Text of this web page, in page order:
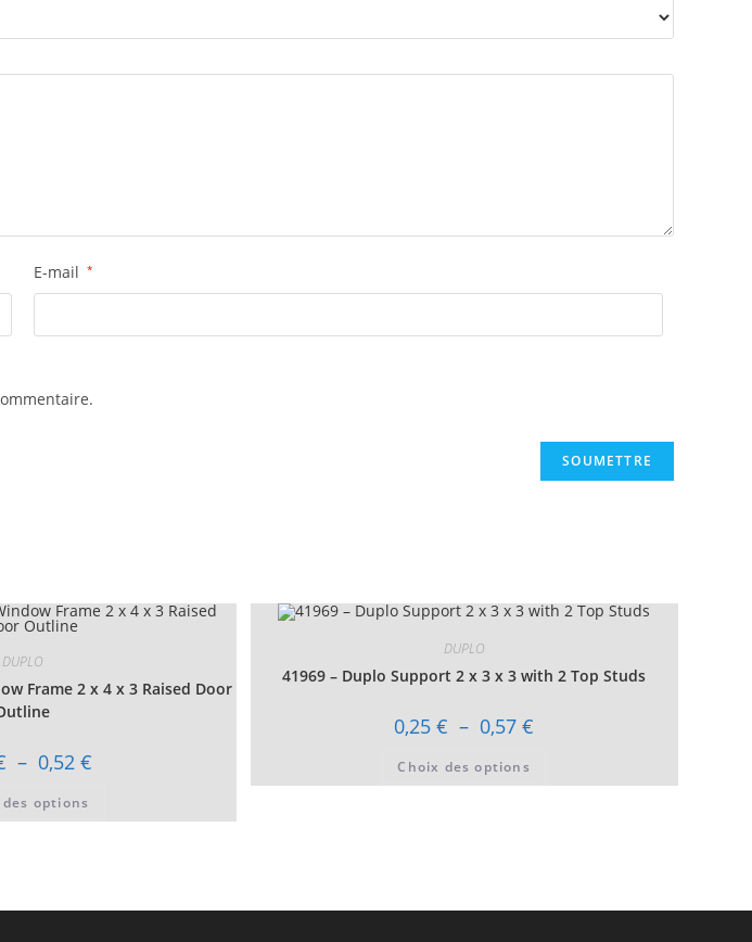
E-mail *
DUPLO
Frame 2 x 4 x 3 Raised Door
– 0,52€
à
options
a
être
DUPLO
41969 – Duplo Support 2 x 3 x 3 with 2 Top Studs
0,25€ – 0,57€
à
Choix des options
a
sur